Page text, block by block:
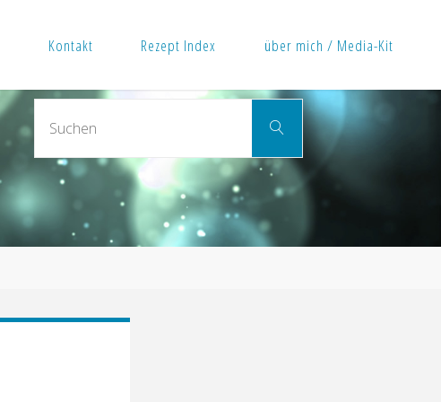
Kontakt Rezept Index über mich / Media-Kit
Suchen
nach:
Suchen